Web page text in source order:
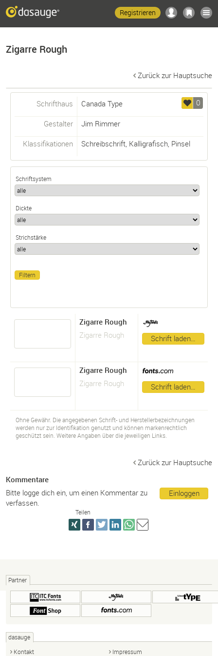
Registrieren
Zigarre Rough
Zurück zur Hauptsuche
0
Schrifthaus Canada Type
Gestalter Jim Rimmer
Klassifikationen Schreibschrift, Kalligrafisch, Pinsel
Schriftsystem
Dickte
Strichstärke
Zigarre Rough
Zigarre Rough
Schrift laden…
Zigarre Rough
Zigarre Rough
Schrift laden…
Ohne Gewähr. Die angegebenen Schrift- und Herstellerbezeichnungen
werden nur zur Identifikation genutzt und können markenrechtlich
geschützt sein. Weitere Angaben über die jeweiligen Links.
Zurück zur Hauptsuche
Kommentare
Einloggen
Bitte logge dich ein, um einen Kommentar zu
verfassen.
Teilen
Partner
dasauge
Kontakt
Impressum